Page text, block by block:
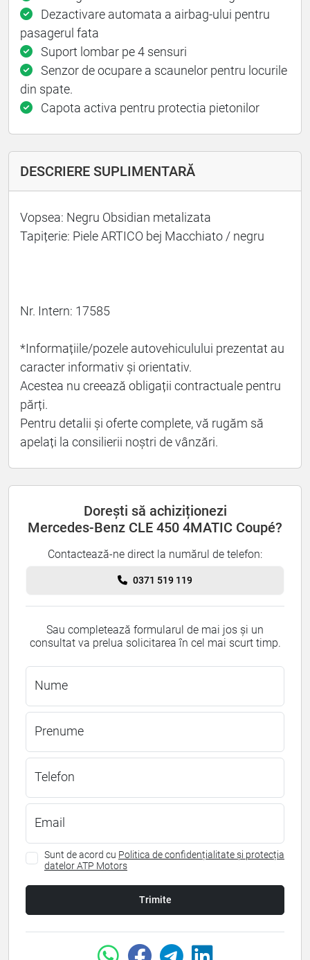
Dezactivare automata a airbag-ului pentru
pasagerul fata
Suport lombar pe 4 sensuri
Senzor de ocupare a scaunelor pentru locurile
din spate.
Capota activa pentru protectia pietonilor
DESCRIERE SUPLIMENTARĂ
Vopsea: Negru Obsidian metalizata
Tapițerie: Piele ARTICO bej Macchiato / negru
Nr. Intern: 17585
*Informațiile/pozele autovehiculului prezentat au
caracter informativ și orientativ.
Acestea nu creează obligații contractuale pentru
părți.
Pentru detalii și oferte complete, vă rugăm să
apelați la consilierii noștri de vânzări.
Dorești să achiziționezi
Mercedes-Benz CLE 450 4MATIC Coupé?
Contactează-ne direct la numărul de telefon:
0371 519 119
Sau completează formularul de mai jos și un
consultat va prelua solicitarea în cel mai scurt timp.
Nume
Prenume
Telefon
Email
Sunt de acord cu Politica de confidențialitate și protecția
datelor ATP Motors
Trimite